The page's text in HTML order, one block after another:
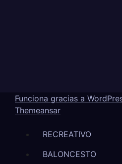
Funciona gracias a
Themeansar
RECREATIVO
BALONCESTO